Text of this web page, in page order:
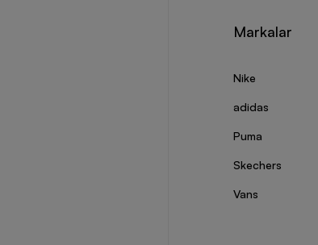
Markalar
Nike
adidas
Puma
Skechers
Vans